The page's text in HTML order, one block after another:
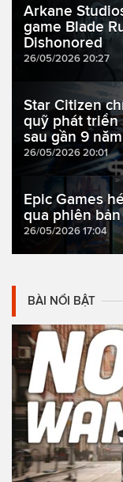
Arkane
game Blade
Dishonored
26/05/2026 20:27
Star Citizen
quỹ phát triển
sau gần 9 năm
26/05/2026 20:01
Epic Games
qua phiên
26/05/2026 17:04
BÀI NỔI BẬT